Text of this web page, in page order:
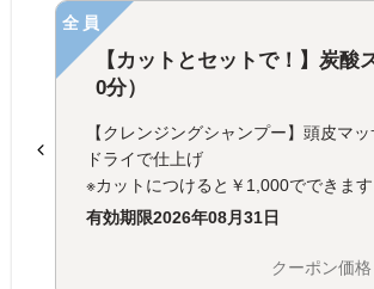
全員
【カットとセットで！】炭酸
0分）
【クレンジングシャンプー】頭皮マッ
ドライで仕上げ
※カットにつけると￥1,000でできます
有効期限2026年08月31日
クーポン価格